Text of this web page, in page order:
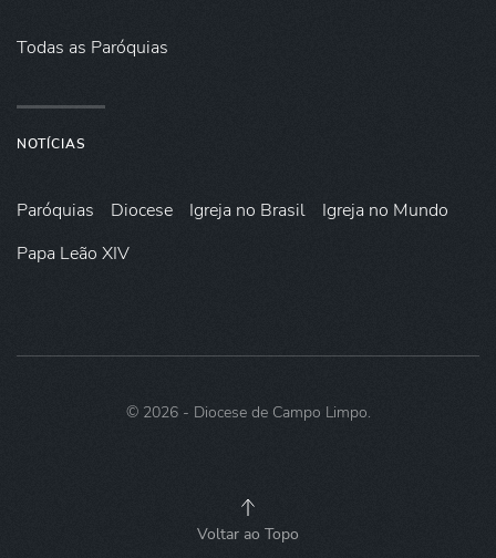
Todas as Paróquias
NOTÍCIAS
Paróquias Diocese Igreja no Brasil
Igreja no Mundo
Papa Leão XIV
© 2026- Diocese de Campo Limpo.
Voltar ao Topo